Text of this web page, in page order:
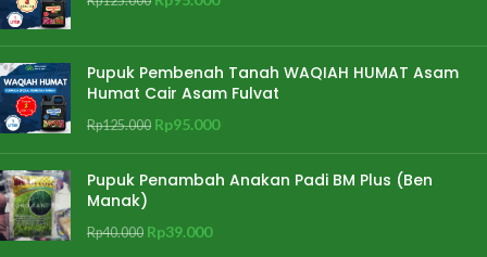
Pupuk Pembenah Tanah WAQIAH HUMAT Asam
Humat Cair Asam Fulvat
Rp125.000 Rp95.000
Pupuk Penambah Anakan Padi BM Plus (Ben
Manak)
Rp40.000 Rp39.000